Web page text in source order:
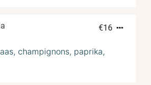
€16
champignons, paprika,